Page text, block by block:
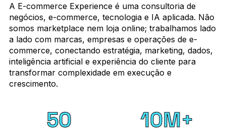
A E-commerce Experience é uma consultoria de
negócios, e-commerce, tecnologia e IA aplicada. Não
somos marketplace nem loja online; trabalhamos lado
a lado com marcas, empresas e operações de e-
commerce, conectando estratégia, marketing, dados,
inteligência artificial e experiência do cliente para
transformar complexidade em execução e
crescimento.
50 10M+